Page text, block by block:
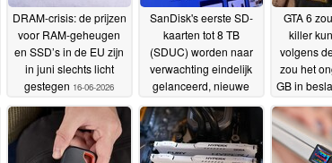
DRAM-crisis: de prijzen
voor RAM-geheugen
en SSD’s in de EU zijn
in juni slechts licht
gestegen 16-06-2026
SanDisk's eerste SD-
kaarten tot 8 TB
(SDUC) worden naar
verwachting eindelijk
gelanceerd, nieuwe
09-
06-2026
GTA 6
killer
volgens
zou het
GB in
05-